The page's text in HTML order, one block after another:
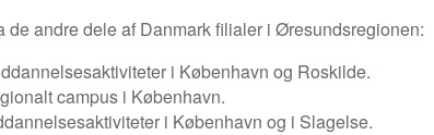
de andre dele af Danmark filialer i Øresundsregionen:
i København og Roskilde.
campus i København.
i København og i Slagelse.